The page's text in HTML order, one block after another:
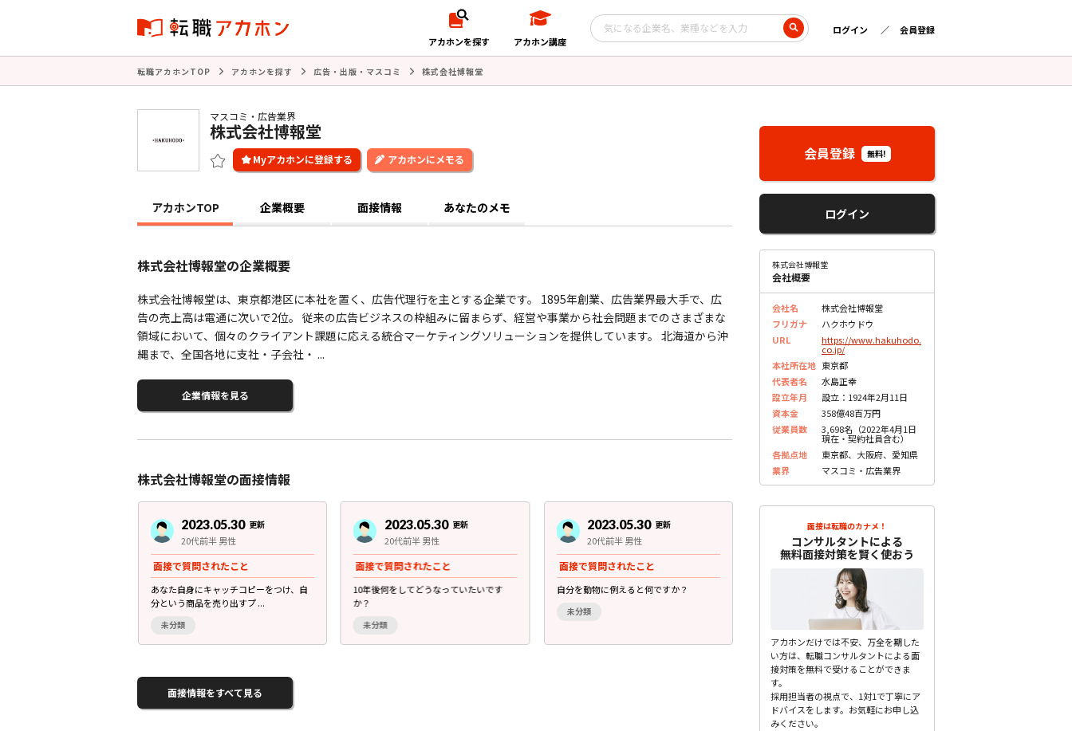
アカホンを探す アカホン講座
ログイン 会員登録
転職アカホンTOP アカホンを探す 広告・出版・マスコミ 株式会社博報堂
マスコミ・広告業界
株式会社博報堂
アカホンにメモる
アカホンTOP 企業概要 面接情報 あなたのメモ
株式会社博報堂の企業概要
株式会社博報堂は、東京都港区に本社を置く、広告代理行を主とする企業です。 1895年創業、広告業界最大手で、広
告の売上高は電通に次いで2位。 従来の広告ビジネスの枠組みに留まらず、経営や事業から社会問題までのさまざまな
領域において、個々のクライアント課題に応える統合マーケティングソリューションを提供しています。 北海道から沖
縄まで、全国各地に支社・子会社・ ...
企業情報を見る
株式会社博報堂の面接情報
2023.05.30 更新
20代前半 男性
面接で質問されたこと
あなた自身にキャッチコピーをつけ、自
分という商品を売り出すプ ...
未分類
2023.05.30 更新
20代前半 男性
面接で質問されたこと
10年後何をしてどうなっていたいです
か？
未分類
2023.05.30 更新
20代前半 男性
面接で質問されたこと
自分を動物に例えると何ですか？
未分類
2023.05.30 更新
20代前半 女性
面接で質問されたこと
入社してやりたいことは何ですか？志望
面接情報をすべて見る
会員登録 無料!
ログイン
株式会社博報堂
会社概要
会社名
株式会社博報堂
フリガナ
ハクホウドウ
URL
https://www.hakuhodo.
co.jp/
本社所在地 東京都
代表者名
水島正幸
設立年月
設立：1924年2月11日
資本金
358億48百万円
従業員数
3,698名（2022年4月1日
現在・契約社員含む）
各拠点地
東京都、大阪府、愛知県
業界
マスコミ・広告業界
面接は転職のカナメ！
コンサルタントによる
無料面接対策を賢く使おう
アカホンだけでは不安、万全を期した
い方は、転職コンサルタントによる面
接対策を無料で受けることができま
す。
採用担当者の視点で、1対1で丁寧にア
ドバイスをします。お気軽にお申し込
みください。